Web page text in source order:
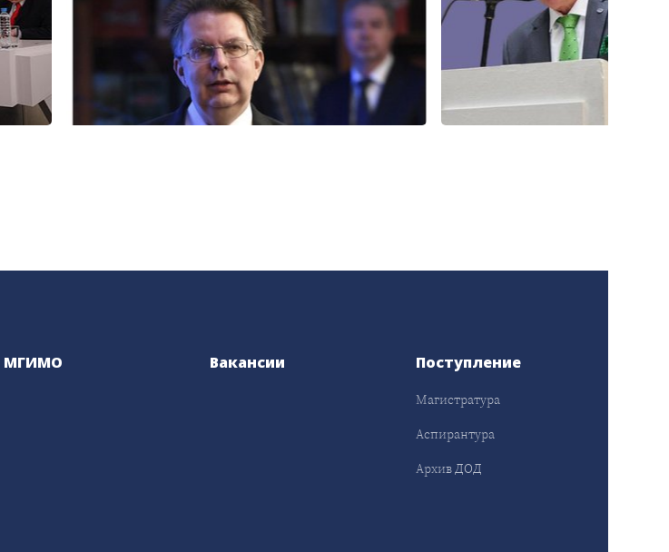
МГИМО Вакансии Поступление
Магистратура
Аспирантура
Архив ДОД